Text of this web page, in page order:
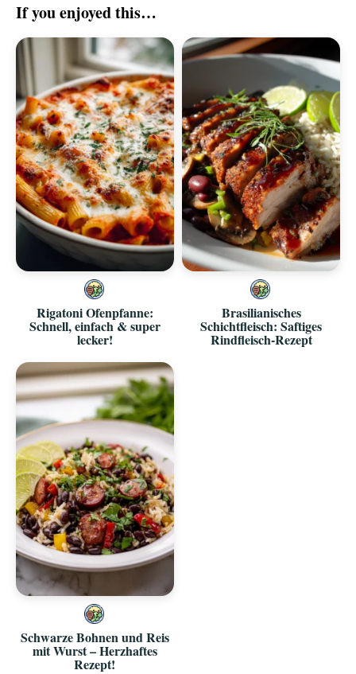
If you enjoyed this…
Rigatoni Ofenpfanne:
Schnell, einfach & super
lecker!
Brasilianisches
Schichtfleisch: Saftiges
Rindfleisch-Rezept
Schwarze Bohnen und Reis
mit Wurst – Herzhaftes
Rezept!